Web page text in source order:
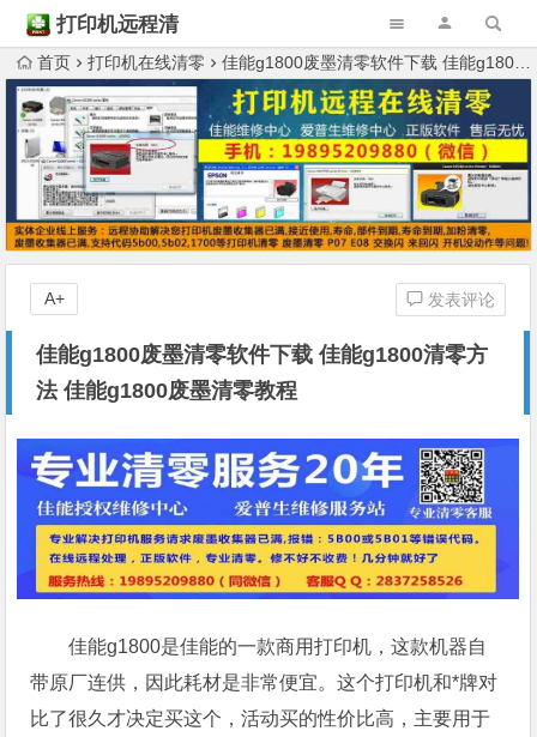
打印机远程清
零首页 打印机在线清零 佳能g1800废墨清零软件下载 佳能g1800清零方法 佳能g1800废墨清零教程
佳能g1800废墨清零软件下载 佳能g1800清零方
法 佳能g1800废墨清零教程
发表评论
A+
佳能g1800是佳能的一款商用打印机，这款机器自
带原厂连供，因此耗材是非常便宜。这个打印机和*牌对
比了很久才决定买这个，活动买的性价比高，主要用于